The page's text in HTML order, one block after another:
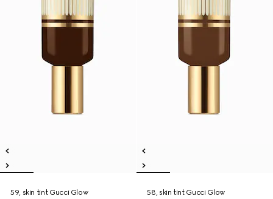
59, skin tint Gucci Glow
58, skin tint Gucci Glow